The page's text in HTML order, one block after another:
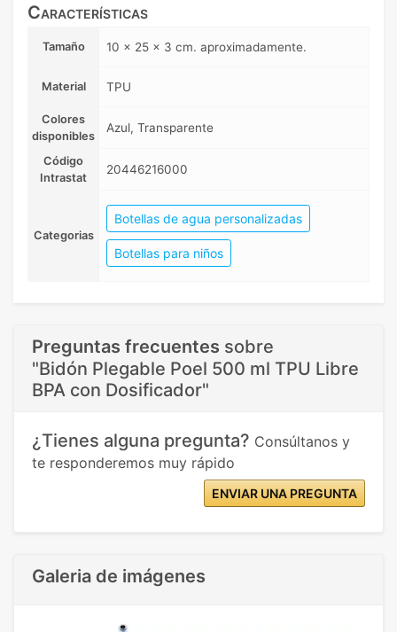
Características
Tamaño 10 x 25 x 3 cm. aproximadamente.
Material TPU
Colores
disponibles
Azul, Transparente
Código
Intrastat
20446216000
Categorias
Botellas de agua personalizadas
Botellas para niños
Preguntas frecuentes sobre
"Bidón Plegable Poel 500 ml TPU Libre
BPA con Dosificador"
¿Tienes alguna pregunta? Consúltanos y
te responderemos muy rápido
ENVIAR UNA PREGUNTA
Galeria de imágenes